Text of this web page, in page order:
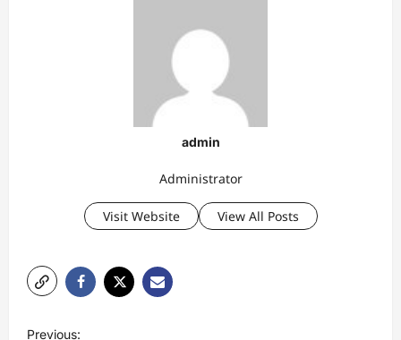
admin
Administrator
Visit Website View All Posts
Previous: